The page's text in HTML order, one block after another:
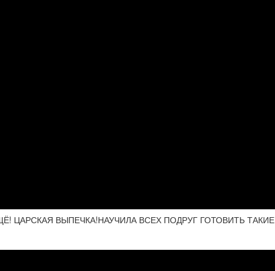
ЦАРСКАЯ ВЫПЕЧКА!НАУЧИЛА ВСЕХ ПОДРУГ ГОТОВИТЬ ТАКИЕ